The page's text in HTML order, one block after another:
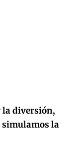
la diversión,
simulamos la